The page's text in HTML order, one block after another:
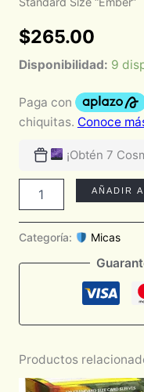
$265.00
Disponibilidad: 9
¡Obtén 7
AÑADIR
Categoría: Micas
Productos